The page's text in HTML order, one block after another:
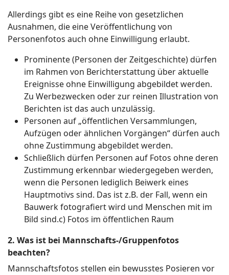
Allerdings gibt es eine Reihe von gesetzlichen
Ausnahmen, die eine Veröffentlichung von
Personenfotos auch ohne Einwilligung erlaubt.
Prominente (Personen der Zeitgeschichte) dürfen
im Rahmen von Berichterstattung über aktuelle
Ereignisse ohne Einwilligung abgebildet werden.
Zu Werbezwecken oder zur reinen Illustration von
Berichten ist das auch unzulässig.
Personen auf „öffentlichen Versammlungen,
Aufzügen oder ähnlichen Vorgängen“ dürfen auch
ohne Zustimmung abgebildet werden.
Schließlich dürfen Personen auf Fotos ohne deren
Zustimmung erkennbar wiedergegeben werden,
wenn die Personen lediglich Beiwerk eines
Hauptmotivs sind. Das ist z.B. der Fall, wenn ein
Bauwerk fotografiert wird und Menschen mit im
Bild sind.c) Fotos im öffentlichen Raum
2. Was ist bei Mannschafts-/Gruppenfotos
beachten?
Mannschaftsfotos stellen ein bewusstes Posieren vor